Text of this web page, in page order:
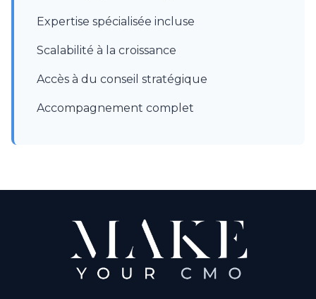
Expertise spécialisée incluse
Scalabilité à la croissance
Accès à du conseil stratégique
Accompagnement complet